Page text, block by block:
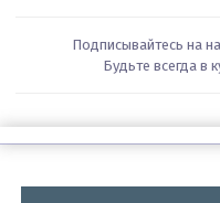
Подписывайтесь на
Будьте всегда в